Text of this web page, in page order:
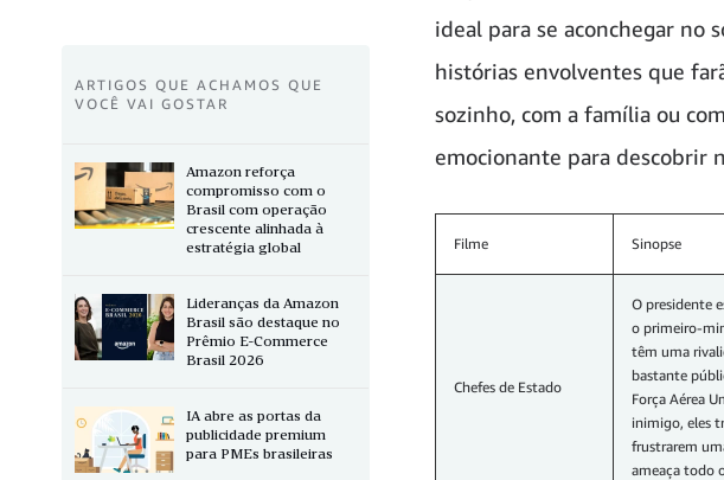
ideal para se aconchegar no
histórias envolventes que
sozinho, com a família ou
emocionante para descobrir
Filme Sinopse
Chefes de Estado
O presidente
o primeiro-
têm uma
bastante
Força Aérea
inimigo, eles
frustrarem
ameaça todo
ARTIGOS QUE ACHAMOS QUE
VOCÊ VAI GOSTAR
Amazon reforça
compromisso com o
Brasil com operação
crescente alinhada à
estratégia global
Lideranças da Amazon
Brasil são destaque no
Prêmio E-Commerce
Brasil 2026
IA abre as portas da
publicidade premium
para PMEs brasileiras